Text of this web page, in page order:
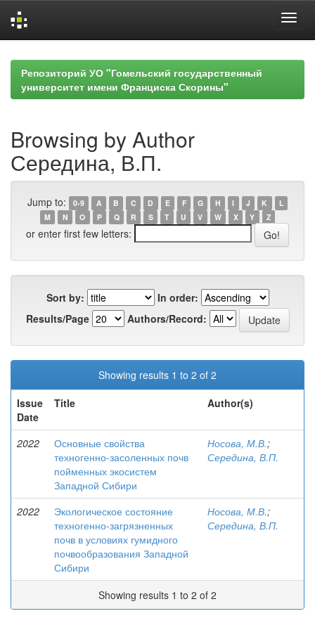
navigationРепозиторий УО "Гомельский государственный
университет имени Франциска Скорины"
Browsing by Author
Середина, В.П.
Jump to: 0-9 A B C D E F G H I J K
L
M
N O P Q R S T U V W X Y Z
or enter first few letters:
Sort by:
In order:
Results/Page
Authors/Record:
Showing results 1 to 2 of 2
Issue
Date
Title Author(s)
2022
Основные свойства
техногенно-засоленных почв
пойменных экосистем
Западной Сибири
Носова, М.В.;
Середина, В.П.
2022
Экологическое состояние
техногенно-загрязненных
почв в условиях гумидного
почвообразования Западной
Сибири
Носова, М.В.;
Середина, В.П.
Showing results 1 to 2 of 2